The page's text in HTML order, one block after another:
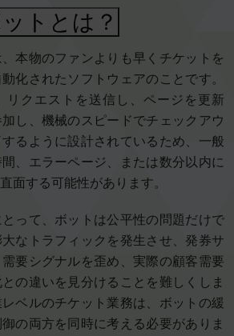
トとは？
本物のファンよりも早くチケットを
化されたソフトウェアのことです。
リクエストを送信し、ページを更新
し、機械のスピードでチェックアウ
るように設計されているため、一般
、エラーページ、または数分以内に
面する可能性があります。
って、ボットは公平性の問題だけで
なトラフィックを発生させ、発券サ
要シグナルを歪め、実際の顧客需要
の違いを見分けることを難しくしま
ベルのチケット業務は、ボットの緩
の両方を同時に考える必要がありま